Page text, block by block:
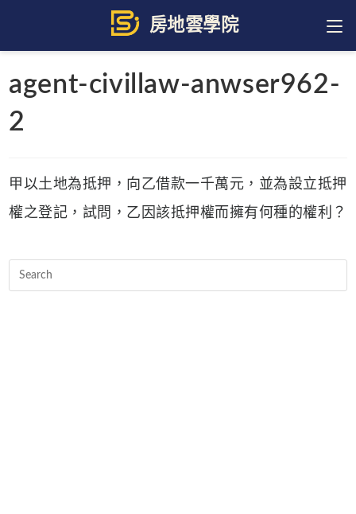
content
agent-civillaw-anwser962-
2
甲以土地為抵押，向乙借款一千萬元，並為設立抵押
權之登記，試問，乙因該抵押權而擁有何種的權利？